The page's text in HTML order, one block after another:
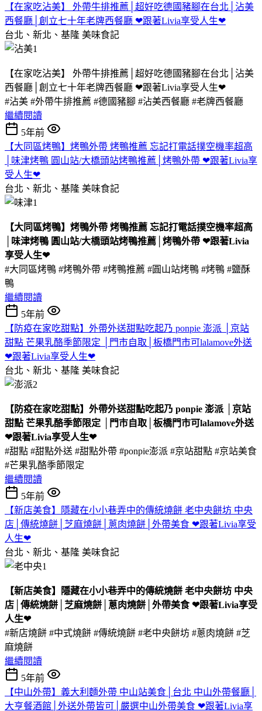
【在家吃沾美】 外帶牛排推薦│超好吃德國豬腳在台北│沾美
西餐廳│創立七十年老牌西餐廳 ❤跟著Livia享受人生❤
台北、新北、基隆 美味食記
【在家吃沾美】 外帶牛排推薦│超好吃德國豬腳在台北│沾美
西餐廳│創立七十年老牌西餐廳 ❤跟著Livia享受人生❤
#沾美 #外帶牛排推薦 #德國豬腳 #沾美西餐廳 #老牌西餐廳
繼續閱讀
5年前
【大同區烤鴨】烤鴨外帶 烤鴨推薦 忘記打電話撲空機率超高
│味津烤鴨 圓山站/大橋頭站烤鴨推薦│烤鴨外帶 ❤跟著Livia享
受人生❤
台北、新北、基隆 美味食記
【大同區烤鴨】烤鴨外帶 烤鴨推薦 忘記打電話撲空機率超高
│味津烤鴨 圓山站/大橋頭站烤鴨推薦│烤鴨外帶 ❤跟著Livia
享受人生❤
#大同區烤鴨 #烤鴨外帶 #烤鴨推薦 #圓山站烤鴨 #烤鴨 #鹽酥
鴨
繼續閱讀
5年前
【防疫在家吃甜點】外帶外送甜點吃起乃 ponpie 澎派 │京站
甜點 芒果乳酪季節限定 │門市自取│板橋門市可lalamove外送
❤跟著Livia享受人生❤
台北、新北、基隆 美味食記
【防疫在家吃甜點】外帶外送甜點吃起乃 ponpie 澎派 │京站
甜點 芒果乳酪季節限定 │門市自取│板橋門市可lalamove外送
❤跟著Livia享受人生❤
#甜點 #甜點外送 #甜點外帶 #ponpie澎派 #京站甜點 #京站美食
#芒果乳酪季節限定
繼續閱讀
5年前
【新店美食】隱藏在小小巷弄中的傳統燒餅 老中央餅坊 中央
店│傳統燒餅│芝麻燒餅│蔥肉燒餅│外帶美食 ❤跟著Livia享受
人生❤
台北、新北、基隆 美味食記
【新店美食】隱藏在小小巷弄中的傳統燒餅 老中央餅坊 中央
店│傳統燒餅│芝麻燒餅│蔥肉燒餅│外帶美食 ❤跟著Livia享受
人生❤
#新店燒餅 #中式燒餅 #傳統燒餅 #老中央餅坊 #蔥肉燒餅 #芝
麻燒餅
繼續閱讀
5年前
【中山外帶】義大利麵外帶 中山站美食│台北 中山外帶餐廳│
大亨餐酒館│外送外帶皆可│嚴選中山外帶美食 ❤跟著Livia享